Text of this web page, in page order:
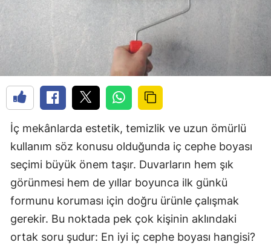
İç mekânlarda estetik, temizlik ve uzun ömürlü
kullanım söz konusu olduğunda iç cephe boyası
seçimi büyük önem taşır. Duvarların hem şık
görünmesi hem de yıllar boyunca ilk günkü
formunu koruması için doğru ürünle çalışmak
gerekir. Bu noktada pek çok kişinin aklındaki
ortak soru şudur: En iyi iç cephe boyası hangisi?